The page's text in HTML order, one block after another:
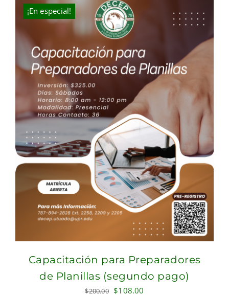
$200.00.
¡En especial!
Capacitación para Preparadores
de Planillas (segundo pago)
$200.00 Original
$108.00